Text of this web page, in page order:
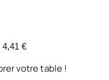
4,41 €
votre table !